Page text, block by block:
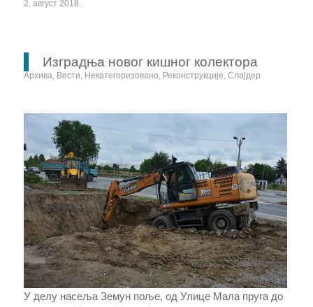
2. август 2018.
Изградња новог кишног колектора
Архива, Вести, Некатегоризовано, Реконструкције, Слајдер
У делу насеља Земун поље, од Улице Мала пруга до